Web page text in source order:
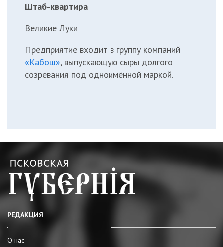
Штаб-квартира
Великие Луки
Предприятие входит в группу компаний
«Кабош», выпускающую сыры долгого
созревания под одноимённой маркой.
РЕДАКЦИЯ
О нас